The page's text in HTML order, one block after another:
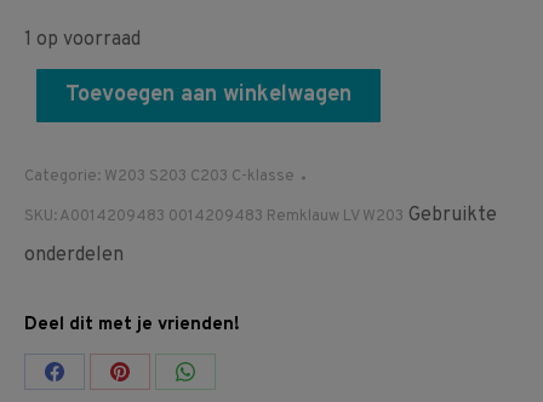
1 op voorraad
Toevoegen aan winkelwagen
Categorie: W203 S203 C203 C-klasse
SKU:A0014209483 0014209483 Remklauw LV W203 Gebruikte
onderdelen
Deel dit met je vrienden!
Share Share Share